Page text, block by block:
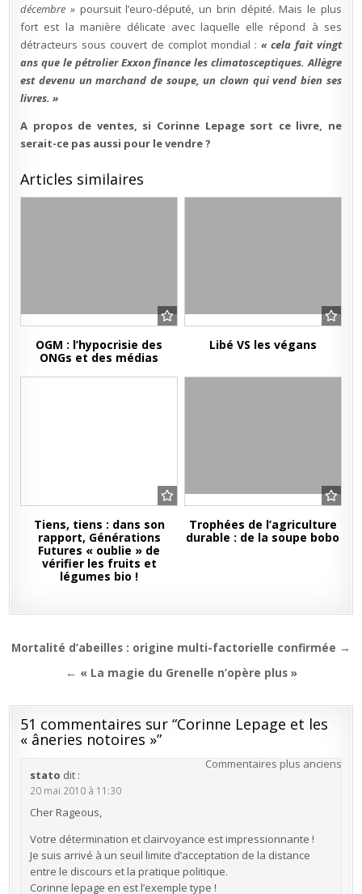
décembre »poursuit l’euro-député, un brin dépité. Mais le plus
fort est la manière délicate avec laquelle elle répond à ses
détracteurs sous couvert de complot mondial : « cela fait vingt
ans que le pétrolier Exxon finance les climatosceptiques. Allègre
est devenu un marchand de soupe, un clown qui vend bien ses
livres. »
A propos de ventes, si Corinne Lepage sort ce livre, ne
serait-ce pas aussi pour le vendre ?
Articles similaires
OGM : l’hypocrisie des
ONGs et des médias
Libé VS les végans
Tiens, tiens : dans son
rapport, Générations
Futures « oublie » de
vérifier les fruits et
légumes bio !
Trophées de l’agriculture
durable : de la soupe bobo
Navigation
Mortalité d’abeilles : origine multi-factorielle confirmée →
← « La magie du Grenelle n’opère plus »
51 commentaires sur “Corinne Lepage et les
« âneries notoires »”
Navigation
dans
les
commentaires
Commentaires plus anciens
stato dit :
20 mai 2010 à 11:30
Cher Rageous,
Votre détermination et clairvoyance est impressionnante !
Je suis arrivé à un seuil limite d’acceptation de la distance
entre le discours et la pratique politique.
Corinne lepage en est l’exemple type !